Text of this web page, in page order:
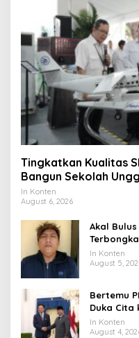
Tingkatkan Kualitas
Bangun Sekolah
Universitas Terbaik
In Konten
August 6, 2026
Akal
Uang
In Konten
August 5,
Bertemu
Duka Cita
Tahun ke
In Konten
August 4,